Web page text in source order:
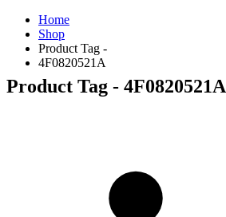
Home
Shop
Product Tag -
4F0820521A
Product Tag - 4F0820521A